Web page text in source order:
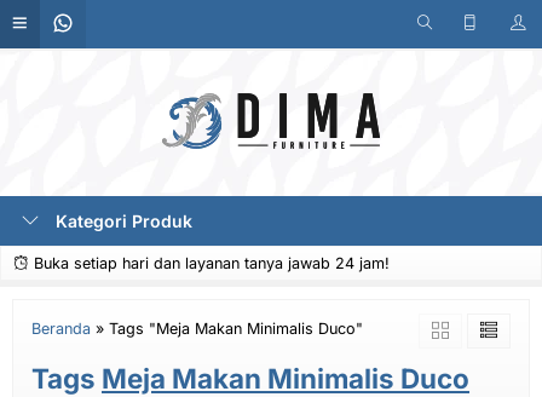
Kategori Produk
Buka setiap hari dan layanan tanya jawab 24 jam!
Beranda » Tags "Meja Makan Minimalis Duco"
Tags Meja Makan Minimalis Duco